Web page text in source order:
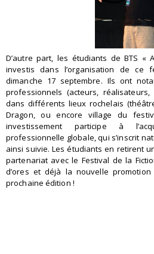
D’autre part, les étudiants de BTS «
investis dans l’organisation de ce
dimanche 17 septembre. Ils ont
professionnels (acteurs,
dans différents lieux rochelais
Dragon, ou encore village du
investissement participe à
professionnelle globale, qui s’inscrit
ainsi suivie. Les étudiants en retirent
partenariat avec le Festival de la
d’ores et déjà la nouvelle
prochaine édition !